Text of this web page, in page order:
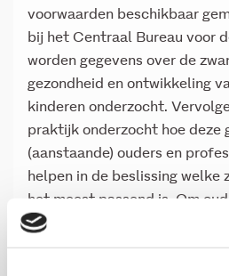
voorwaarden beschikbaar
bij het Centraal Bureau voor
worden gegevens over de
gezondheid en ontwikkeling
kinderen onderzocht.
praktijk onderzocht hoe deze
(aanstaande) ouders en
helpen in de beslissing welke
het meest passend is. Om
hierbij te ondersteunen wordt
computerprogramma